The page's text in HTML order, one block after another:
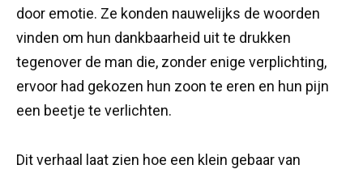
door emotie. Ze konden nauwelijks de woorden
vinden om hun dankbaarheid uit te drukken
tegenover de man die, zonder enige verplichting,
ervoor had gekozen hun zoon te eren en hun pijn
een beetje te verlichten.
Dit verhaal laat zien hoe een klein gebaar van